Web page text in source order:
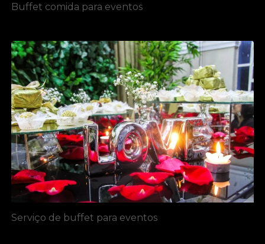
Buffet comida para eventos
Serviço de buffet para eventos